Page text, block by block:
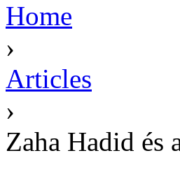
Home
›
Articles
›
Zaha Hadid és